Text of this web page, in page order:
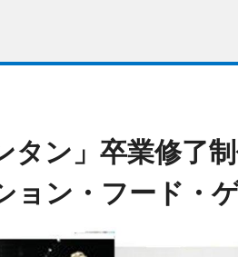
タン」卒業修了
ョン・フード・